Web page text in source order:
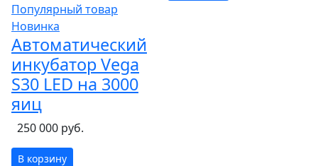
Популярный товар
Новинка
Автоматический
инкубатор Vega
S30 LED на 3000
яиц
250 000 руб.
В корзину